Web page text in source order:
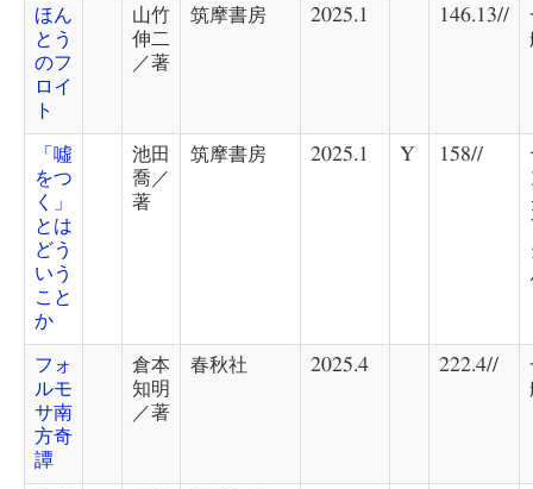
ほん
とう
のフ
ロイ
ト
山竹
伸二
／著
筑摩書房 2025.1 146.13//
「噓
をつ
く」
とは
どう
いう
こと
か
池田
喬／
著
筑摩書房 2025.1 Y 158//
フォ
ルモ
サ南
方奇
譚
倉本
知明
／著
春秋社 2025.4 222.4//